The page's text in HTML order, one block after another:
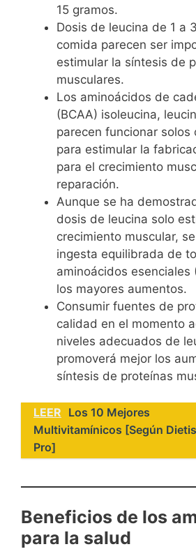
15 gramos.
Dosis de leucina de 1 a
comida parecen ser
estimular la síntesis de
musculares.
Los aminoácidos de
(BCAA) isoleucina,
parecen funcionar solos
para estimular la
para el crecimiento
reparación.
Aunque se ha
dosis de leucina solo
crecimiento muscular,
ingesta equilibrada de
aminoácidos esenciales
los mayores aumentos.
Consumir fuentes de
calidad en el momento
niveles adecuados de
promoverá mejor los
síntesis de proteínas
LEER Los 10 Mejores
Multivitamínicos [Según
Pro]
Beneficios de los
para la salud